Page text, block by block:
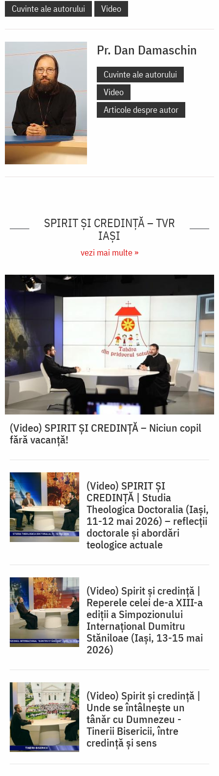
Cuvinte ale autorului Video
Pr. Dan Damaschin
Cuvinte ale autorului
Video
Articole despre autor
SPIRIT ȘI CREDINȚĂ – TVR
IAȘI
vezi mai multe »
(Video) SPIRIT ŞI CREDINŢĂ – Niciun copil
fără vacanţă!
(Video) SPIRIT ȘI
CREDINȚĂ | Studia
Theologica Doctoralia (Iaşi,
11-12 mai 2026) – reflecţii
doctorale şi abordări
teologice actuale
(Video) Spirit și credință |
Reperele celei de-a XIII-a
ediții a Simpozionului
Internațional Dumitru
Stăniloae (Iaşi, 13-15 mai
2026)
(Video) Spirit și credință |
Unde se întâlnește un
tânăr cu Dumnezeu -
Tinerii Bisericii, între
credinţă şi sens